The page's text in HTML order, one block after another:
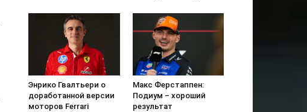
Энрико Гвалтьери о
доработанной версии
моторов Ferrari
Макс Ферстаппен:
Подиум – хороший
результат